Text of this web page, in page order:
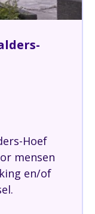
Hoef
mensen
en/of